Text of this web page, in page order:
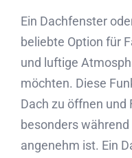
Ein Dachfenster
beliebte Option für
und luftige
möchten. Diese
Dach zu öffnen und
besonders
angenehm ist. Ein